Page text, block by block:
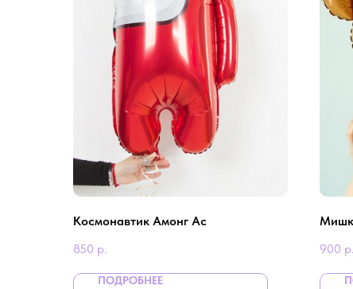
Космонавтик Амонг Ас
850 р.
ПОДРОБНЕЕ
900 р.